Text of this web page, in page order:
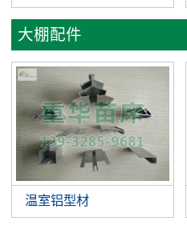
大棚配件
温室铝型材